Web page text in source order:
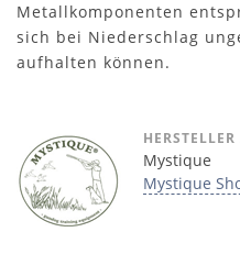
Metallkomponenten
sich bei Niederschlag
aufhalten können.
Mystique
Mystique